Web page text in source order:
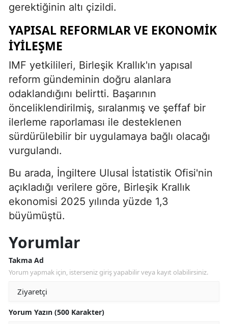
gerektiğinin altı çizildi.
YAPISAL REFORMLAR VE EKONOMIK
İYILEŞME
IMF yetkilileri, Birleşik Krallık'ın yapısal
reform gündeminin doğru alanlara
odaklandığını belirtti. Başarının
önceliklendirilmiş, sıralanmış ve şeffaf bir
ilerleme raporlaması ile desteklenen
sürdürülebilir bir uygulamaya bağlı olacağı
vurgulandı.
Bu arada, İngiltere Ulusal İstatistik Ofisi'nin
açıkladığı verilere göre, Birleşik Krallık
ekonomisi 2025 yılında yüzde 1,3
büyümüştü.
Yorumlar
Takma Ad
Yorum yapmak için, isterseniz giriş yapabilir veya kayıt olabilirsiniz.
Yorum Yazın (500 Karakter)